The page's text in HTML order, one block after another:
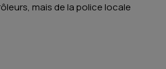
mais de la police locale